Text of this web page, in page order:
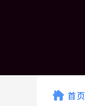
首页